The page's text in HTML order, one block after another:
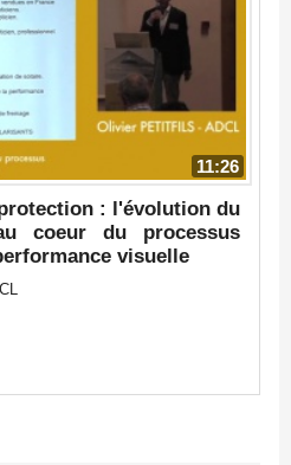
11:26
: l'évolution du
coeur du processus
visuelle